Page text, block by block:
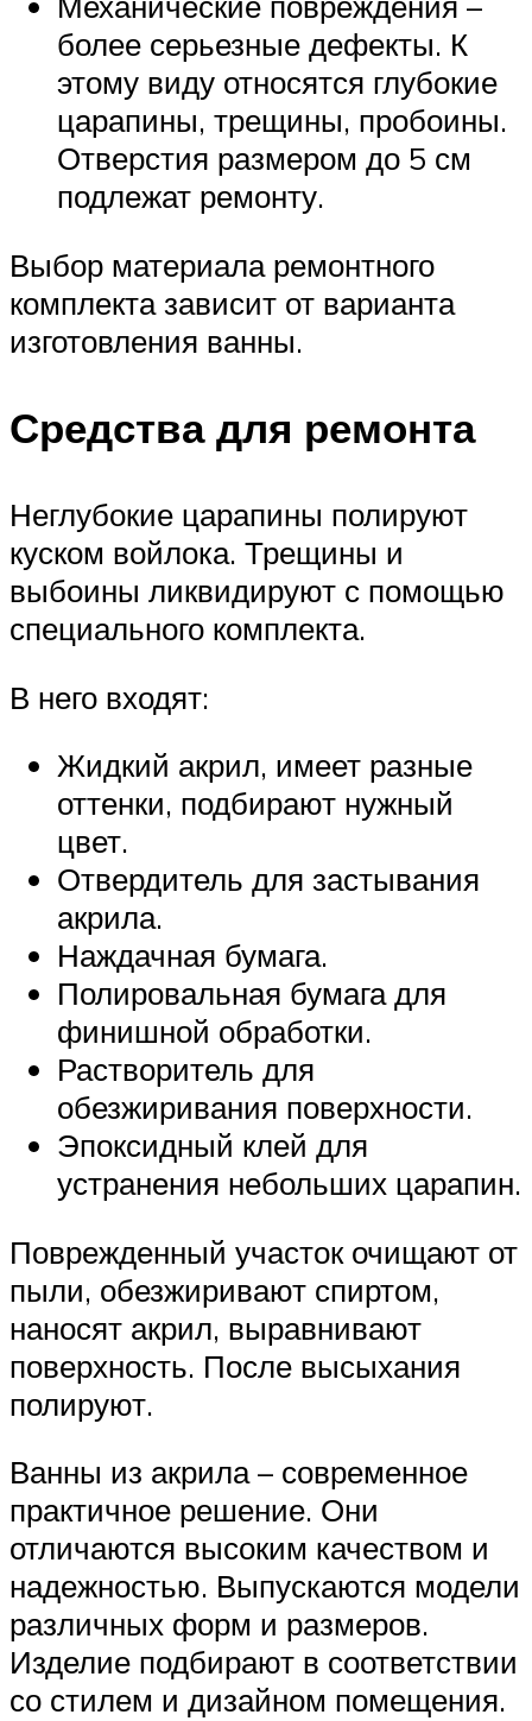
более серьезные дефекты. К
этому виду относятся глубокие
царапины, трещины, пробоины.
Отверстия размером до 5 см
подлежат ремонту.
Выбор материала ремонтного
комплекта зависит от варианта
изготовления ванны.
Средства для ремонта
Неглубокие царапины полируют
куском войлока. Трещины и
выбоины ликвидируют с помощью
специального комплекта.
В него входят:
Жидкий акрил, имеет разные
оттенки, подбирают нужный
цвет.
Отвердитель для застывания
акрила.
Наждачная бумага.
Полировальная бумага для
финишной обработки.
Растворитель для
обезжиривания поверхности.
Эпоксидный клей для
устранения небольших царапин.
Поврежденный участок очищают от
пыли, обезжиривают спиртом,
наносят акрил, выравнивают
поверхность. После высыхания
полируют.
Ванны из акрила – современное
практичное решение. Они
отличаются высоким качеством и
надежностью. Выпускаются модели
различных форм и размеров.
Изделие подбирают в соответствии
со стилем и дизайном помещения.